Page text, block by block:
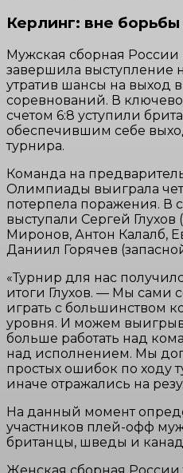
Керлинг: вне
Мужская сборная России
завершила выступление
утратив шансы на выход
соревнований. В
счетом 6:8 уступили
обеспечившим себе
турнира.
Команда на
Олимпиады выиграла
потерпела поражения. В
выступали Сергей
Миронов, Антон Калалб,
Даниил Горячев
«Турнир для нас
итоги Глухов. — Мы сами
играть с большинством
уровня. И можем
больше работать над
над исполнением. Мы
простых ошибок по ходу
иначе отражались на
На данный момент
участников плей-офф
британцы, шведы и